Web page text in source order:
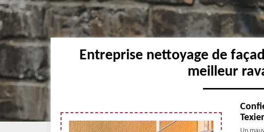
Entreprise nettoyage de
meilleur